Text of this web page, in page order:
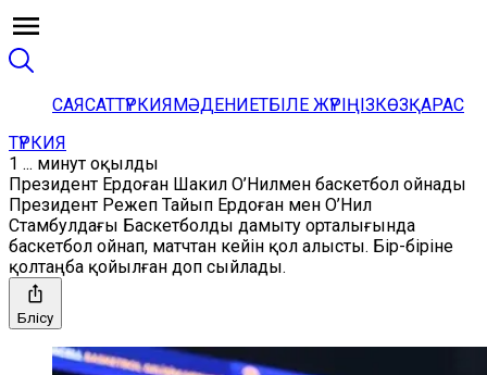
САЯСАТТҮРКИЯМӘДЕНИЕТБІЛЕ ЖҮРІҢІЗКӨЗҚАРАС
ТҮРКИЯ
1 ... минут оқылды
Президент Ердоған Шакил О’Нилмен баскетбол ойнады
Президент Режеп Тайып Ердоған мен О’Нил
Стамбулдағы Баскетболды дамыту орталығында
баскетбол ойнап, матчтан кейін қол алысты. Бір-біріне
қолтаңба қойылған доп сыйлады.
Бөлісу